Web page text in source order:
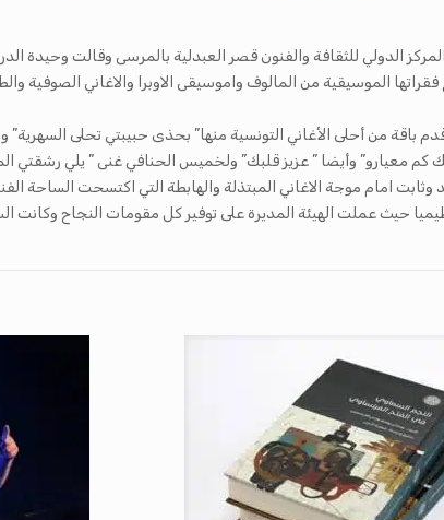
بفضاء المركز الدولي للثقافة والفنون قصر العبدلية بالمرسى وقالت
من المالوف واموسيقى الاوبرا والاغاني الصوفية
باقة من أحلى الأغاني التونسية منها” بحذى حبيبتي تحلى
كم معيارو” وأيضا ” عزيز قلبك” ولخميس الحنافي غنى ” يلي رشقتي
امام موجة الاغاني المبتذلة والهابطة التي اكتسحت الساحة
حيث عملت الهيئة المديرة على توفير كل مقومات النجاح وكانت